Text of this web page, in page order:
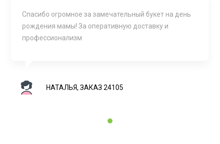
Спасибо огромное за замечательный букет на день
рождения мамы! За оперативную доставку и
профессионализм
НАТАЛЬЯ, ЗАКАЗ 24105
1